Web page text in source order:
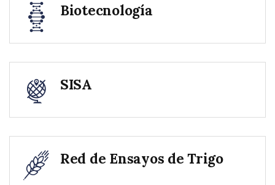
Biotecnología
SISA
Red de Ensayos de Trigo